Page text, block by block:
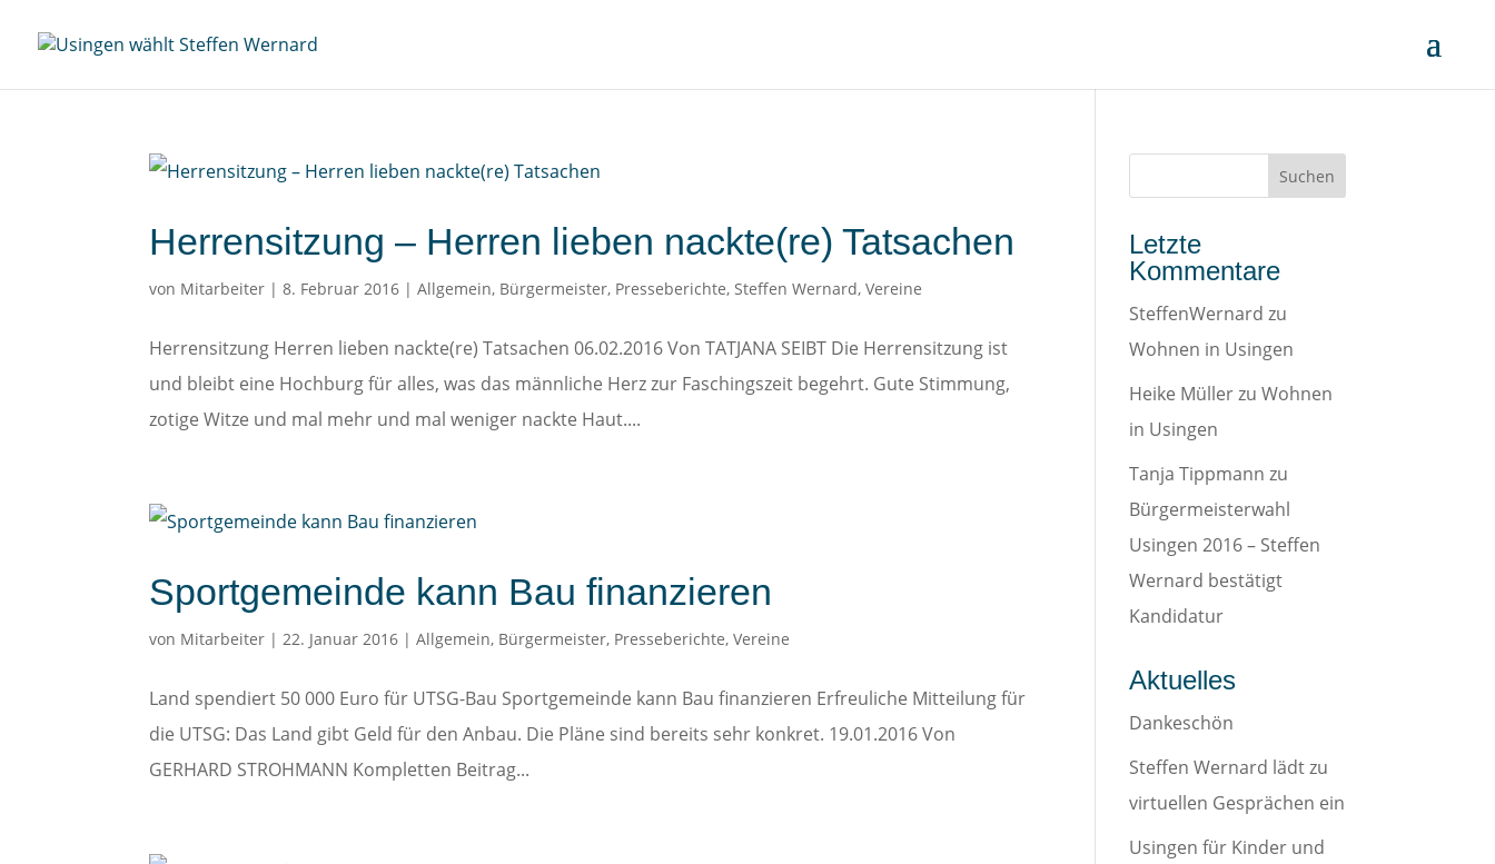
Herrensitzung – Herren lieben nackte(re) Tatsachen
von Mitarbeiter |8. Februar 2016 |Allgemein, Bürgermeister, Presseberichte,Steffen Wernard,Vereine
Herrensitzung Herren lieben nackte(re) Tatsachen 06.02.2016 Von TATJANA SEIBT Die Herrensitzung ist
und bleibt eine Hochburg für alles, was das männliche Herz zur Faschingszeit begehrt. Gute Stimmung,
zotige Witze und mal mehr und mal weniger nackte Haut....
Sportgemeinde kann Bau finanzieren
von Mitarbeiter |22. Januar 2016 |Allgemein, Bürgermeister, Presseberichte,Vereine
Land spendiert 50 000 Euro für UTSG-Bau Sportgemeinde kann Bau finanzieren Erfreuliche Mitteilung für
die UTSG: Das Land gibt Geld für den Anbau. Die Pläne sind bereits sehr konkret. 19.01.2016 Von
GERHARD STROHMANN Kompletten Beitrag...
Letzte
Kommentare
SteffenWernard zu
Wohnen in Usingen
Heike MüllerzuWohnen
in Usingen
Tanja Tippmann zu
Bürgermeisterwahl
Usingen 2016 – Steffen
Wernard bestätigt
Kandidatur
Aktuelles
Dankeschön
Steffen Wernard lädt zu
virtuellen Gesprächen ein
Usingen für Kinder und